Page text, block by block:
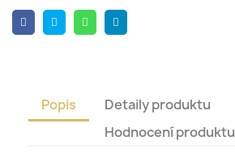
Popis
Detaily produktu
Hodnocení produktu